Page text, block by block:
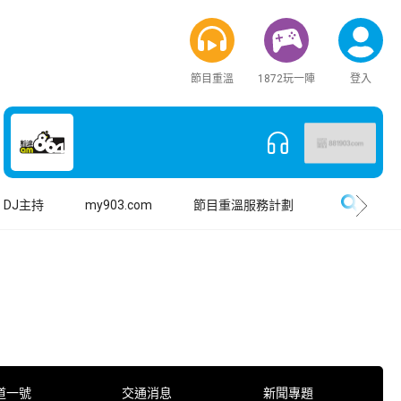
節目重溫 1872玩一陣 登入
DJ主持 my903.com 節目重溫服務計劃
一號 交通消息 新聞專題